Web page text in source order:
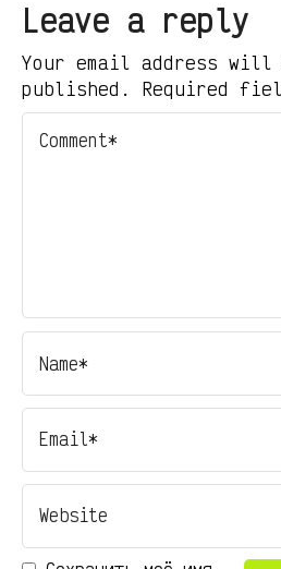
Leave a reply
Your email address will
published. Required